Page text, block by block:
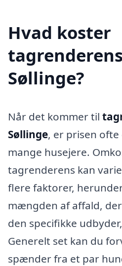
Hvad koster
Søllinge?
Når det kommer til
Søllinge, er prisen
mange husejere.
tagrenderens kan
flere faktorer,
mængden af affald,
den specifikke
Generelt set kan du
spænder fra et par